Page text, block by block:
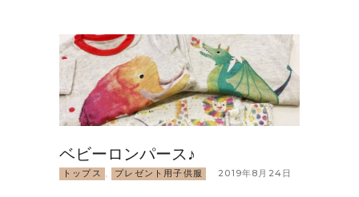
取扱いブランド
お問い合わせ
ベビーロンパース♪
トップス , プレゼント用子供服 2019年8月24日